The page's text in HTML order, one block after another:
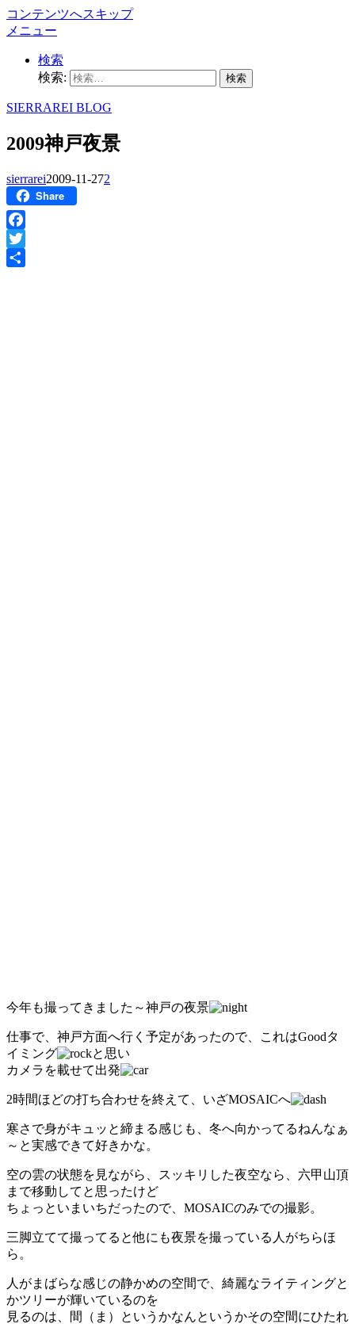
コンテンツへスキップ
メニュー
検索
検索:
SIERRAREI BLOG
2009神戸夜景
sierrarei2009-11-272
Share
Facebook
Twitter
今年も撮ってきました～神戸の夜景
仕事で、神戸方面へ行く予定があったので、これはGoodタ
イミング
と思い
カメラを載せて出発
2時間ほどの打ち合わせを終えて、いざMOSAICへ
寒さで身がキュッと締まる感じも、冬へ向かってるねんなぁ
～と実感できて好きかな。
空の雲の状態を見ながら、スッキリした夜空なら、六甲山頂
まで移動してと思ったけど
ちょっといまいちだったので、MOSAICのみでの撮影。
三脚立てて撮ってると他にも夜景を撮っている人がちらほ
ら。
人がまばらな感じの静かめの空間で、綺麗なライティングと
かツリーが輝いているのを
見るのは、間（ま）というかなんというかその空間にひたれ